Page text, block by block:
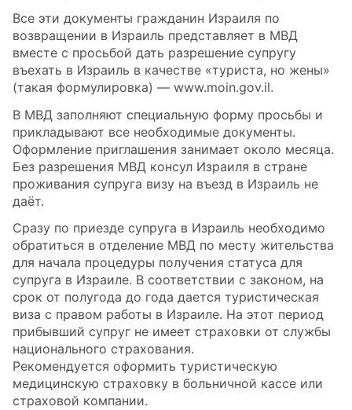
Все эти документы гражданин Израиля по
возвращении в Израиль представляет в МВД
вместе с просьбой дать разрешение супругу
въехать в Израиль в качестве «туриста, но жены»
(такая формулировка) — www.moin.gov.il.
В МВД заполняют специальную форму просьбы и
прикладывают все необходимые документы.
Оформление приглашения занимает около месяца.
Без разрешения МВД консул Израиля в стране
проживания супруга визу на въезд в Израиль не
даёт.
Сразу по приезде супруга в Израиль необходимо
обратиться в отделение МВД по месту жительства
для начала процедуры получения статуса для
супруга в Израиле. В соответствии с законом, на
срок от полугода до года дается туристическая
виза с правом работы в Израиле. На этот период
прибывший супруг не имеет страховки от службы
национального страхования.
Рекомендуется оформить туристическую
медицинскую страховку в больничной кассе или
страховой компании.